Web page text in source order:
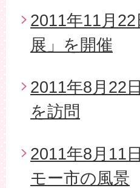
2011年11月
展」を開催
2011年8月22
を訪問
2011年8月11
モー市の風景